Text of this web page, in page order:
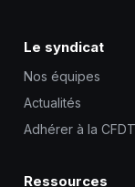
Le syndicat
Nos équipes
Actualités
Adhérer à la CFDT
Ressources